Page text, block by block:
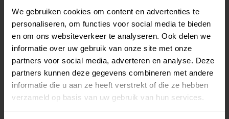
We gebruiken cookies om content en advertenties te
personaliseren, om functies voor social media te bieden
en om ons websiteverkeer te analyseren. Ook delen we
informatie over uw gebruik van onze site met onze
partners voor social media, adverteren en analyse. Deze
partners kunnen deze gegevens combineren met andere
informatie die u aan ze heeft verstrekt of die ze hebben
verzameld op basis van uw gebruik van hun services.
Sport zoeken